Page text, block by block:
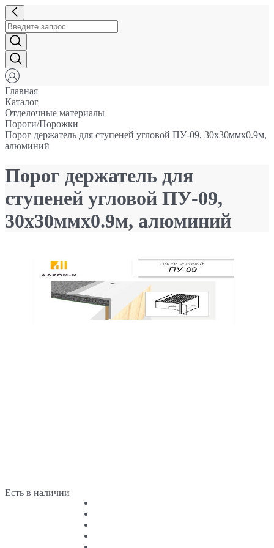
Главная
Каталог
Отделочные материалы
Пороги/Порожки
Порог держатель для ступеней угловой ПУ-09, 30x30ммx0.9м,
алюминий
Порог держатель для
ступеней угловой ПУ-09,
30x30ммx0.9м, алюминий
Есть в наличии